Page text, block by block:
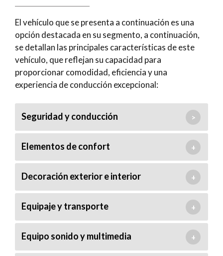
El vehículo que se presenta a continuación es una
opción destacada en su segmento, a continuación,
se detallan las principales características de este
vehículo, que reflejan su capacidad para
proporcionar comodidad, eficiencia y una
experiencia de conducción excepcional:
>
Seguridad y conducción
+
Elementos de confort
+
Decoración exterior e interior
+
Equipaje y transporte
+
Equipo sonido y multimedia